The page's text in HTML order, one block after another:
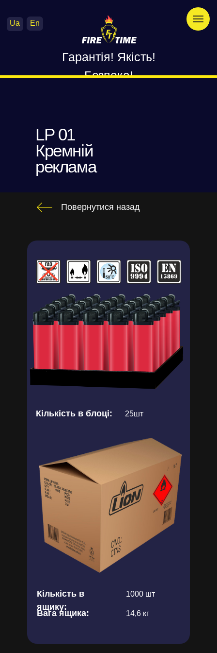
En
Ua
Гарантія! Якість!
Безпека!
LP 01
Кремній
реклама
Кількість в
ящику:
1000 шт
Повернутися назад
Кількість в блоці: 25шт
Вага ящика: 14,6 кг